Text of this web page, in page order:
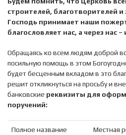
строителей, благотворителей
Господь принимает наши
благословляет нас, а через нас
Обращаясь ко всем людям доброй
посильную помощь в этом
будет бесценным вкладом в это
решит откликнуться на просьбу и
банковские реквизиты для
поручений:
Полное название
Местная